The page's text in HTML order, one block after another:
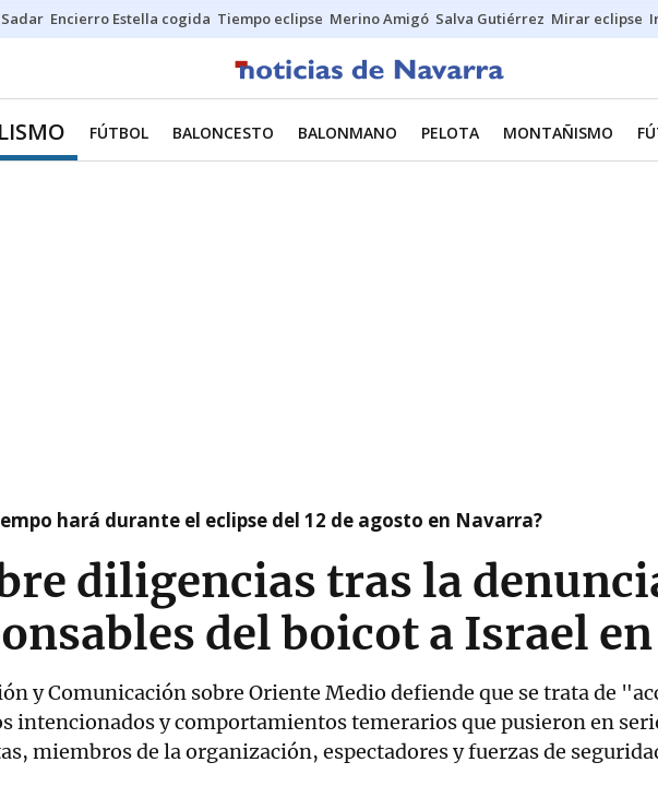
Encierro Estella cogida Tiempo eclipse Merino Amigó Salva Gutiérrez Mirar eclipse
FÚTBOL BALONCESTO BALONMANO PELOTA MONTAÑISMO
hará durante el eclipse del 12 de agosto en Navarra?
diligencias tras la
del boicot a Israel
y Comunicación sobre Oriente Medio defiende que se trata de
intencionados y comportamientos temerarios que pusieron en
miembros de la organización, espectadores y fuerzas de